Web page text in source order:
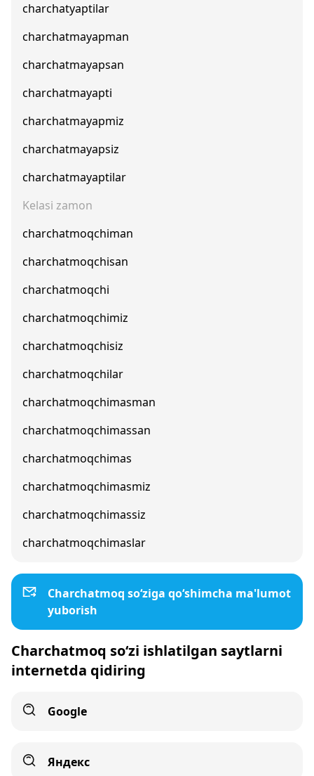
charchatyaptilar
charchatmayapman
charchatmayapsan
charchatmayapti
charchatmayapmiz
charchatmayapsiz
charchatmayaptilar
Kelasi zamon
charchatmoqchiman
charchatmoqchisan
charchatmoqchi
charchatmoqchimiz
charchatmoqchisiz
charchatmoqchilar
charchatmoqchimasman
charchatmoqchimassan
charchatmoqchimas
charchatmoqchimasmiz
charchatmoqchimassiz
charchatmoqchimaslar
Charchatmoq so‘ziga qo‘shimcha ma'lumot
yuborish
Charchatmoq so‘zi ishlatilgan saytlarni
internetda qidiring
Google
Яндекс